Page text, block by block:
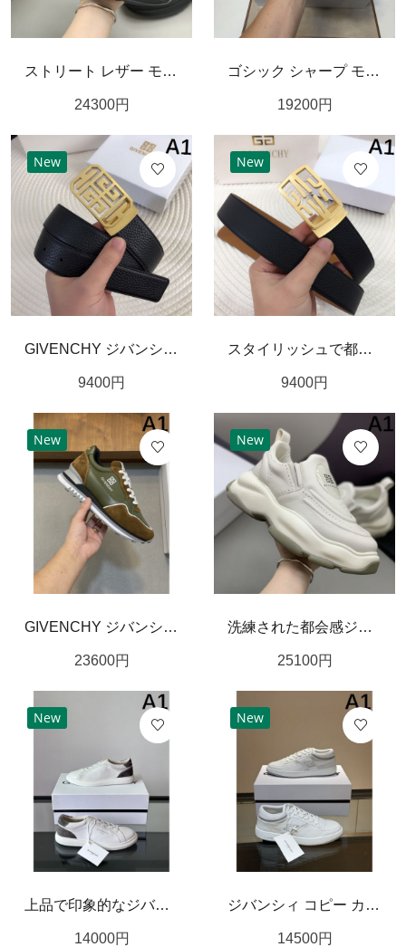
ストリート レザー モード GIVENCHY ジバンシィ コピー スニーカー 都会 洗練 個性的
24300円
ゴシック シャープ モノクロ GIVENCHY ジバンシィ コピー スニーカー クール エッジ
19200円
New
GIVENCHY ジバンシィ コピー ベルト 華やかで上品な デザイン性
9400円
New
スタイリッシュで都会的な ジバンシィ コピー ベルト GIVENCHY 魅力の逸品
9400円
New
GIVENCHY ジバンシィ コピー スニーカー 上品で快適なモードスタイル
23600円
New
洗練された都会感ジバンシィ コピー スニーカー GIVENCHYで差がつく足元に
25100円
New
上品で印象的なジバンシィ コピー カジュアルシューズ GIVENCHY スタイリッシュな
14000円
New
ジバンシィ コピー カジュアルシューズ GIVENCHY 洗練されたシルエットで快適な履き心地
14500円